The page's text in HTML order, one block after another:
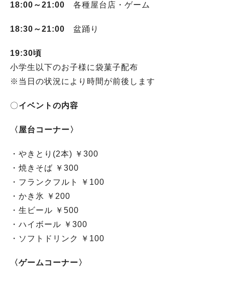
18:00～21:00 各種屋台店・ゲーム
18:30～21:00 盆踊り
19:30頃
小学生以下のお子様に袋菓子配布
※当日の状況により時間が前後します
〇イベントの内容
〈屋台コーナー〉
・やきとり(2本) ￥300
・焼きそば ￥300
・フランクフルト ￥100
・かき氷 ￥200
・生ビール ￥500
・ハイボール ￥300
・ソフトドリンク ￥100
〈ゲームコーナー〉